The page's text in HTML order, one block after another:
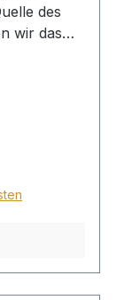
des
wir das
für
der